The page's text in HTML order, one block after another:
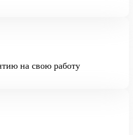
на свою работу